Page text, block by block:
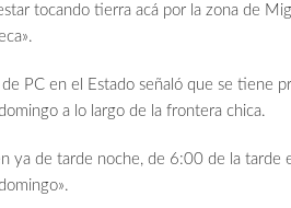
tocando tierra acá por la zona de
PC en el Estado señaló que se tiene
a lo largo de la frontera chica.
ya de tarde noche, de 6:00 de la tarde